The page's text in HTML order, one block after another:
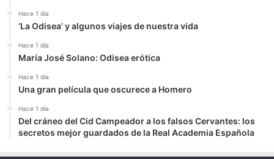
Hace 1 día
‘La Odisea’ y algunos viajes de nuestra vida
Hace 1 día
María José Solano: Odisea erótica
Hace 1 día
Una gran película que oscurece a Homero
Hace 1 día
Del cráneo del Cid Campeador a los falsos Cervantes: los
secretos mejor guardados de la Real Academia Española